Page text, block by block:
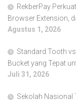
RekberPay
Browser Extension,
Agustus 1, 2026
Standard Tooth
Bucket yang Tepat
Juli 31, 2026
Sekolah Nasional